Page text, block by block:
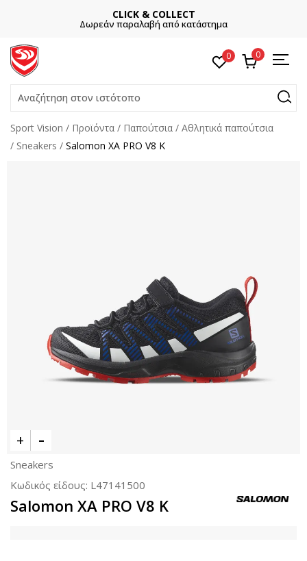
CLICK & COLLECT
Δωρεάν παραλαβή από κατάστημα
0 0
Αναζήτηση στον ιστότοπο
Sport Vision Προϊόντα Παπούτσια
Αθλητικά παπούτσια
Sneakers
Salomon XA PRO V8 K
Sneakers
Κωδικός είδους: L47141500
Salomon XA PRO V8 K